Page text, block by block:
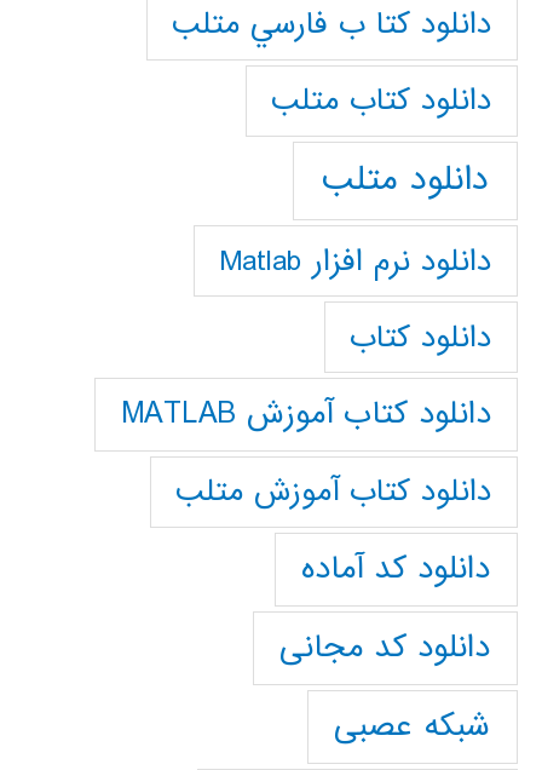
دانلود كتا ب فارسي متلب
دانلود كتاب متلب
دانلود متلب
دانلود نرم افزار Matlab
دانلود کتاب
دانلود کتاب آموزش MATLAB
دانلود کتاب آموزش متلب
دانلود کد آماده
دانلود کد مجانی
شبکه عصبی